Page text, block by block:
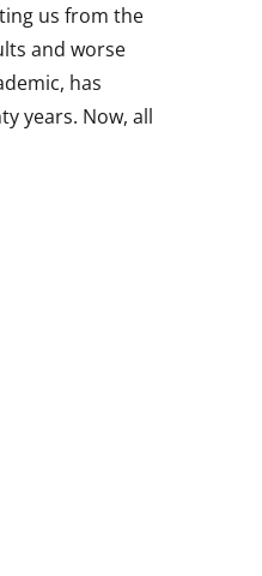
us from the
and worse
has
years. Now, all